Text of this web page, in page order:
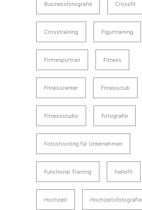
Businessfotografie Crossfit
Crosstraining Figurtraining
Firmenportrait Fitness
Fitnesscenter Fitnessclub
Fitnessstudio Fotografie
Fotoshooting für Unternehmen
Functional Training hellofit
Hochzeit Hochzeitsfotografie